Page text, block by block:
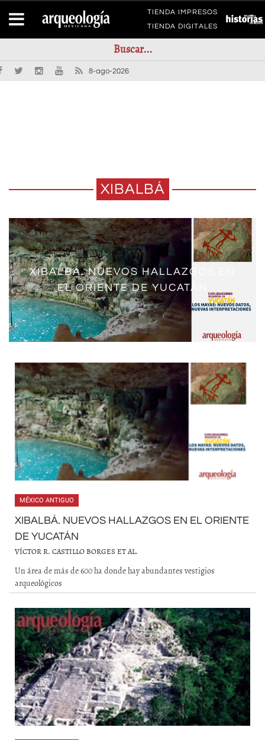
TIENDA IMPRESOS
TIENDA DIGITALES
8-ago-2026
XIBALBÁ
XIBALBÁ. NUEVOS HALLAZGOS EN
EL ORIENTE DE YUCATÁN
EL ORIGEN DE LA MONTAÑA
MÉXICO ANTIGUO
XIBALBÁ. NUEVOS HALLAZGOS EN EL ORIENTE
DE YUCATÁN
VÍCTOR R. CASTILLO BORGES ET AL.
Un área de más de 600 ha donde hay abundantes vestigios
arqueológicos